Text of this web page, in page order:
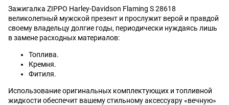
Зажигалка ZIPPO Harley-Davidson Flaming S 28618
великолепный мужской презент и прослужит верой и правдой
своему владельцу долгие годы, периодически нуждаясь лишь
в замене расходных материалов:
Топлива.
Кремня.
Фитиля.
Использование оригинальных комплектующих и топливной
жидкости обеспечит вашему стильному аксессуару «вечную»